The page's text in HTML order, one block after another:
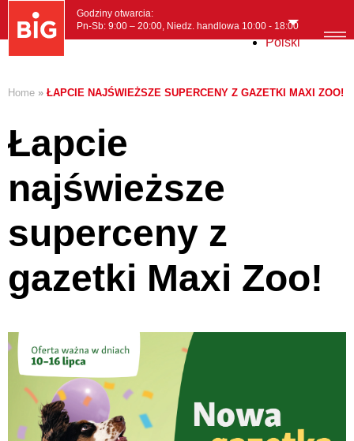
Polski
Godziny otwarcia:
Pn-Sb: 9:00 – 20:00, Niedz. handlowa 10:00 - 18:00
Home » ŁAPCIE NAJŚWIEŻSZE SUPERCENY Z GAZETKI MAXI ZOO!
Łapcie
najświeższe
superceny z
gazetki Maxi Zoo!